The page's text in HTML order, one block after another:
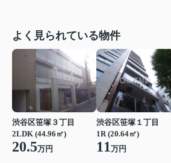
よく見られている物件
渋谷区笹塚３丁目
2LDK (44.96㎡)
20.5万円
渋谷区笹塚１丁目
1R (20.64㎡)
11万円